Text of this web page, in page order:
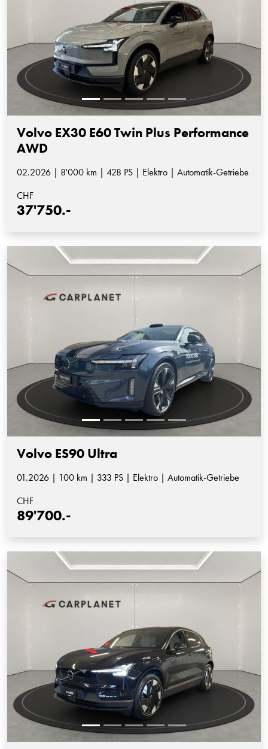
Volvo EX30 E60 Twin Plus Performance
AWD
02.2026 | 8'000 km | 428 PS | Elektro | Automatik-Getriebe
CHF
37'750.-
Volvo ES90 Ultra
01.2026 | 100 km | 333 PS | Elektro | Automatik-Getriebe
CHF
89'700.-